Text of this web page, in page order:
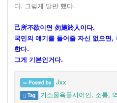
다. 그렇게 말만 했다.
己所不欲이면 勿施於人이다.
국민의 얘기를 들어줄 자신 없으면
한다.
그게 기본인거다.
Posted by Jxx
Tag 기소물욕물시어인, 소통,